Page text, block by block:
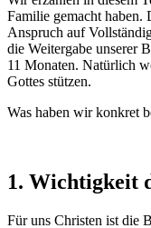
Familie gemacht haben.
Anspruch auf
die Weitergabe unserer
11 Monaten. Natürlich
Gottes stützen.
Was haben wir konkret
1. Wichtigkeit
Für uns Christen ist die